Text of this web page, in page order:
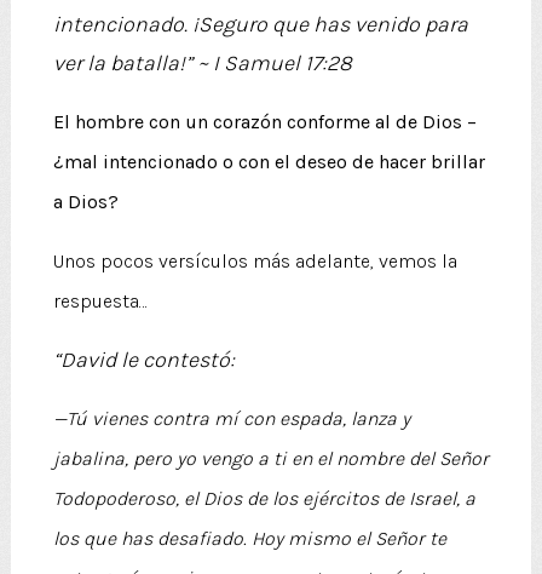
intencionado. ¡Seguro que has venido para
ver la batalla!” ~ I Samuel 17:28
El hombre con un corazón conforme al de Dios –
¿mal intencionado o con el deseo de hacer brillar
a Dios?
Unos pocos versículos más adelante, vemos la
respuesta…
“David le contestó:
—Tú vienes contra mí con espada, lanza y
jabalina, pero yo vengo a ti en el nombre del Señor
Todopoderoso, el Dios de los ejércitos de Israel, a
los que has desafiado. Hoy mismo el Señor te